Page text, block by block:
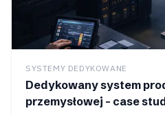
SYSTEMY DEDYKOWANE
Dedykowany system
przemysłowej - case